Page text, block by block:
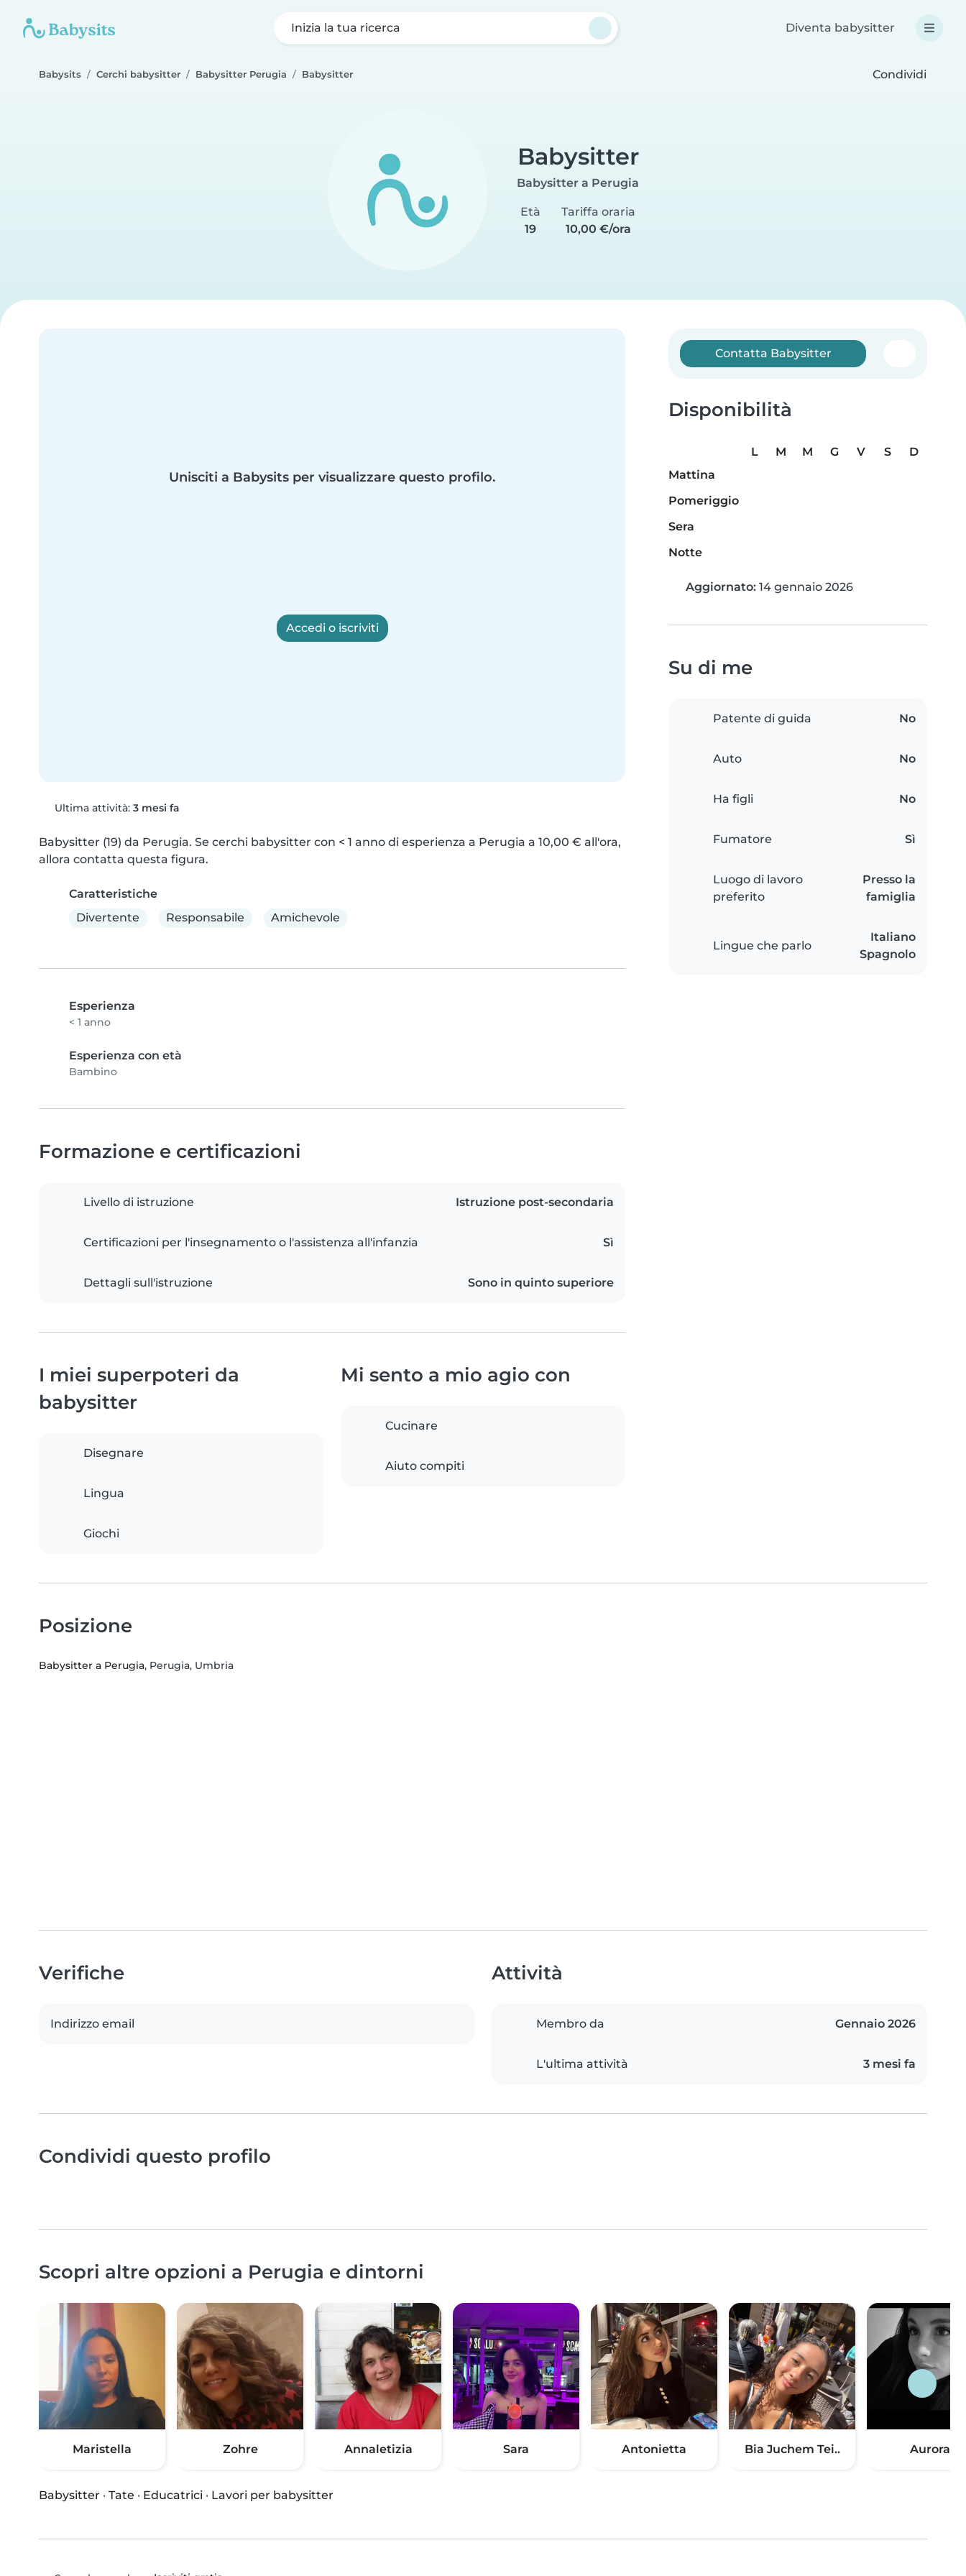
Inizia la tua ricerca Diventa babysitter
Babysits Cerchi babysitter Babysitter Perugia Babysitter Condividi
Babysitter
Babysitter a Perugia
Età
19
Tariffa oraria
10,00 €/ora
Unisciti a Babysits per visualizzare questo profilo.
Accedi o iscriviti
Ultima attività: 3 mesi fa
Babysitter (19) da Perugia. Se cerchi babysitter con < 1 anno di esperienza a Perugia a 10,00 € all'ora,
allora contatta questa figura.
Caratteristiche
Divertente
Responsabile Amichevole
Esperienza
< 1 anno
Esperienza con età
Bambino
Contatta Babysitter
Disponibilità
L M M G V S
D
Mattina
Pomeriggio
Sera
Notte
Aggiornato: 14 gennaio 2026
Su di me
Patente di guida No
Auto No
Ha figli No
Fumatore Sì
Luogo di lavoro
preferito
Presso la
famiglia
Lingue che parlo
Italiano
Spagnolo
Formazione e certificazioni
Livello di istruzione Istruzione post-secondaria
Certificazioni per l'insegnamento o l'assistenza all'infanzia Sì
Dettagli sull'istruzione Sono in quinto superiore
I miei superpoteri da
babysitter
Disegnare
Lingua
Giochi
Mi sento a mio agio con
Cucinare
Aiuto compiti
Posizione
Babysitter a Perugia, Perugia, Umbria
Verifiche
Indirizzo email
Attività
Membro da Gennaio 2026
L'ultima attività 3 mesi fa
Condividi questo profilo
Scopri altre opzioni a Perugia e dintorni
Maristella Zohre Annaletizia Sara Antonietta Bia Juchem Tei.. Aurora
Babysitter · Tate · Educatrici · Lavori per babysitter